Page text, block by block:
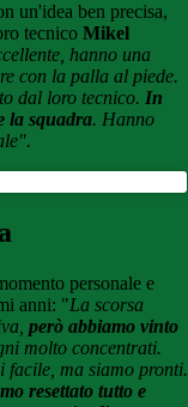
un'idea ben precisa,
tecnico Mikel
hanno una
con la palla al piede.
dal loro tecnico. In
la squadra. Hanno
personale e
anni: "La scorsa
però abbiamo vinto
molto concentrati.
facile, ma siamo pronti.
resettato tutto e